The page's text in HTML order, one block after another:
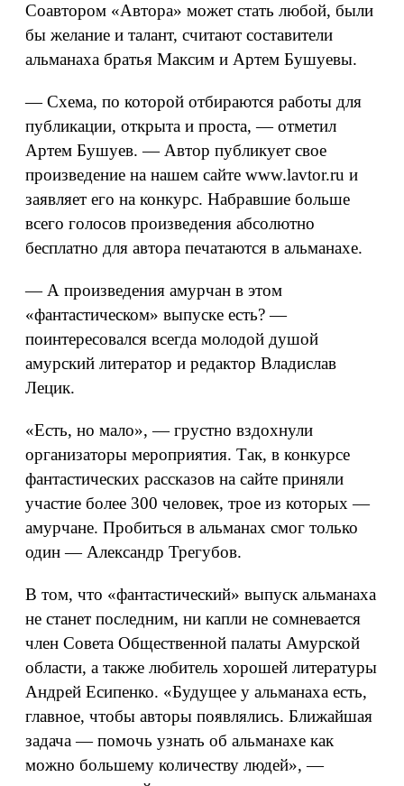
Соавтором «Автора» может стать любой, были
бы желание и талант, считают составители
альманаха братья Максим и Артем Бушуевы.
— Схема, по которой отбираются работы для
публикации, открыта и проста, — отметил
Артем Бушуев. — Автор публикует свое
произведение на нашем сайте www.lavtor.ru и
заявляет его на конкурс. Набравшие больше
всего голосов произведения абсолютно
бесплатно для автора печатаются в альманахе.
— А произведения амурчан в этом
«фантастическом» выпуске есть? —
поинтересовался всегда молодой душой
амурский литератор и редактор Владислав
Лецик.
«Есть, но мало», — грустно вздохнули
организаторы мероприятия. Так, в конкурсе
фантастических рассказов на сайте приняли
участие более 300 человек, трое из которых —
амурчане. Пробиться в альманах смог только
один — Александр Трегубов.
В том, что «фантастический» выпуск альманаха
не станет последним, ни капли не сомневается
член Совета Общественной палаты Амурской
области, а также любитель хорошей литературы
Андрей Есипенко. «Будущее у альманаха есть,
главное, чтобы авторы появлялись. Ближайшая
задача — помочь узнать об альманахе как
можно большему количеству людей», —